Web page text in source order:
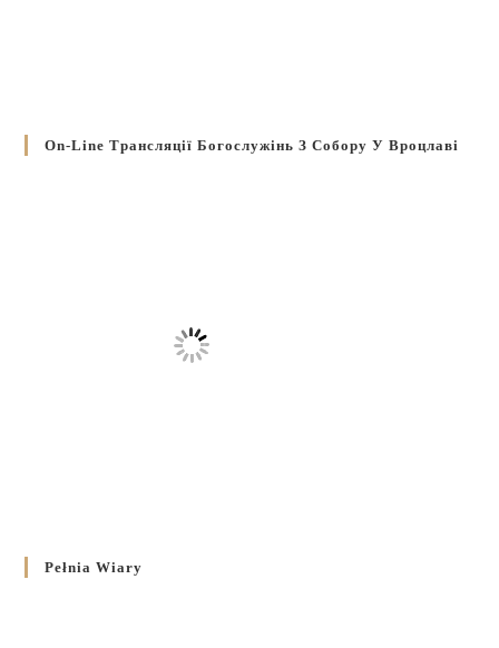
On-Line Трансляції Богослужінь З Собору У Вроцлаві
Pełnia Wiary